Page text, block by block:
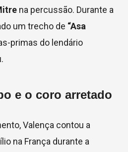
na percussão. Durante a
um trecho de “Asa
primas do lendário
e o coro arretado
Valença contou a
na França durante a